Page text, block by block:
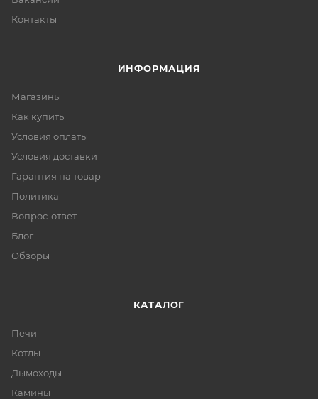
Контакты
ИНФОРМАЦИЯ
Магазины
Как купить
Условия оплаты
Условия доставки
Гарантия на товар
Политика
Вопрос-ответ
Блог
Обзоры
КАТАЛОГ
Печи
Котлы
Дымоходы
Камины